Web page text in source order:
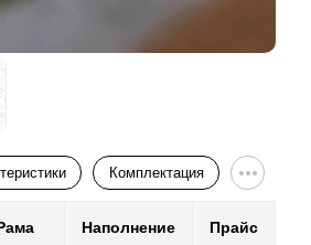
ограничения, которые не
все ноу-хау и разработки в
. Качество продукции
на высоте. Несколько
сборки. Подробней об отличиях
узнать у менеджеров
Комплектация
Наполнение Прайс